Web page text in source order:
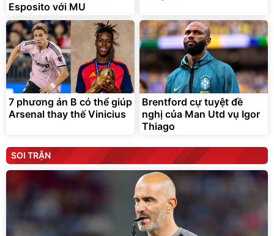
Esposito với MU
7 phương án B có thể giúp
Arsenal thay thế Vinicius
Brentford cự tuyệt đề
nghị của Man Utd vụ Igor
Thiago
SOI TRẬN